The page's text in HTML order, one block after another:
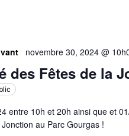
des Fêtes de la
novembre 30, 2024 @
entre 10h et 20h ainsi que et
au Parc Gourgas !